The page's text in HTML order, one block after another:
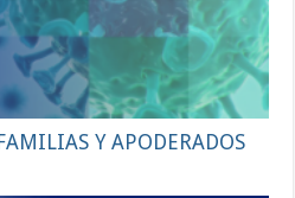
Y APODERADOS